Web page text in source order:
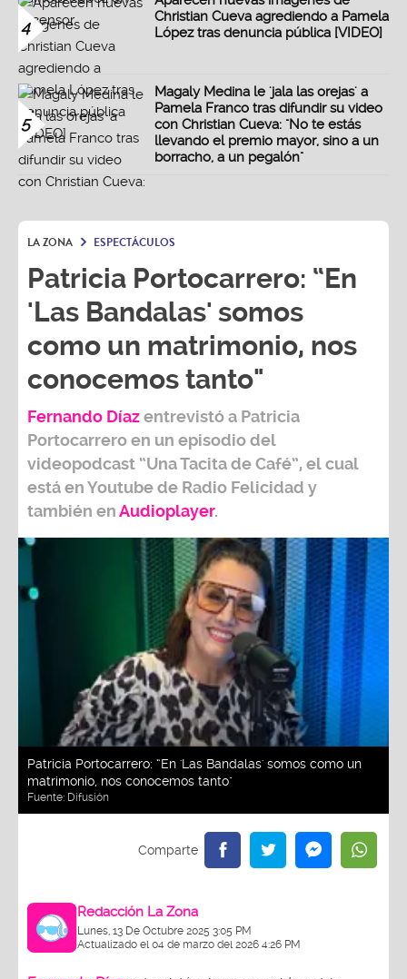
4
Christian Cueva agrediendo a Pamela
López tras denuncia pública [VIDEO]
5
Magaly Medina le 'jala las orejas' a
Pamela Franco tras difundir su video
con Christian Cueva: "No te estás
llevando el premio mayor, sino a un
borracho, a un pegalón"
LA ZONA ESPECTÁCULOS
Patricia Portocarrero: “En
'Las Bandalas' somos
como un matrimonio, nos
conocemos tanto"
Fernando Díazentrevistó a Patricia
Portocarreroen un episodio del
videopodcast “Una Tacita de Café”, el cual
está en Youtube de Radio Felicidad y
también enAudioplayer.
Patricia Portocarrero: “En 'Las Bandalas' somos como un
matrimonio, nos conocemos tanto"
Fuente: Difusión
Redacción La Zona
Lunes, 13 De Octubre 2025 3:05 PM
Actualizado el 04 de marzo del 2026 4:26 PM